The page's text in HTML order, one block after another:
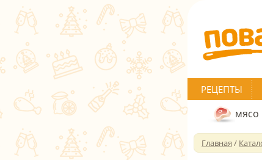
РЕЦЕПТЫ
мясо
Главная /